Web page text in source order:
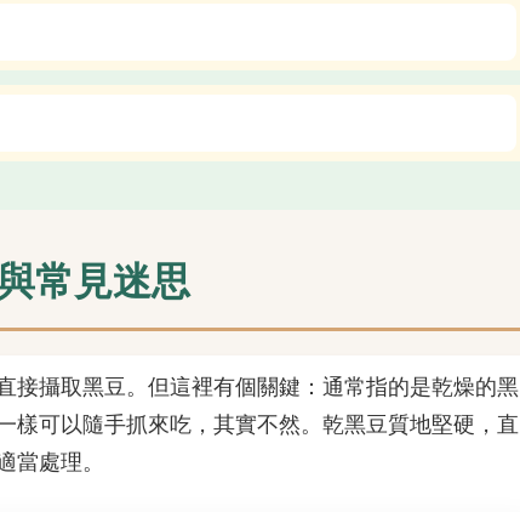
常見迷思
接攝取黑豆。但這裡有個關鍵：通常指的是乾燥的黑
樣可以隨手抓來吃，其實不然。乾黑豆質地堅硬，直
當處理。